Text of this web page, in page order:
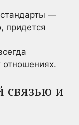
—
придется
связью и